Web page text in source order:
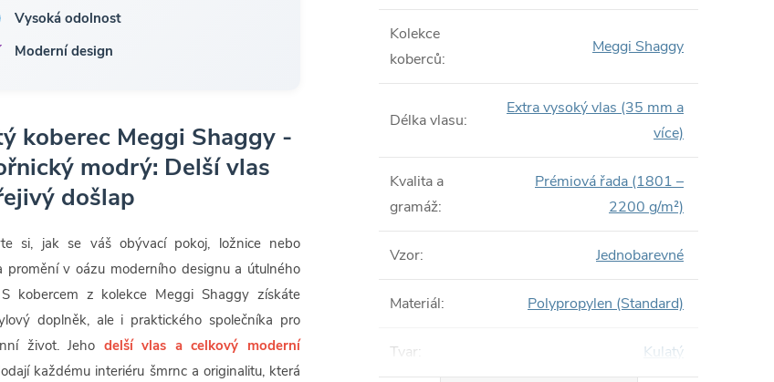
Vysoká odolnost
Moderní design
koberec Meggi Shaggy -
modrý: Delší vlas
došlap
si, jak se váš obývací pokoj, ložnice nebo
promění v oázu moderního designu a útulného
kobercem z kolekce Meggi Shaggy získáte
doplněk, ale i praktického společníka pro
život. Jeho delší vlas a celkový moderní
každému interiéru šmrnc a originalitu, která
Kolekce
koberců:
Meggi Shaggy
Délka vlasu:
Extra vysoký vlas (35 mm a
více)
Kvalita a
gramáž:
Prémiová řada (1801 –
2200 g/m²)
Vzor: Jednobarevné
Materiál: Polypropylen (Standard)
Tvar: Kulatý